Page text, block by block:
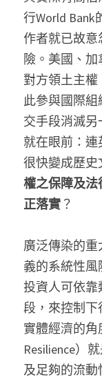
行World
作者就已故
險。美國、
對方領土主
此參與國際
交手段消滅
就在眼前：
很快變成歷史
權之保障及
正落實？
廣泛傳染的
義的系統性風
投資人可依靠
段，來控制下
實體經濟的角
Resilience）
及足夠的流動